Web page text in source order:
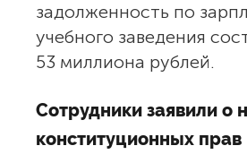
задолженность по
учебного заведения
53 миллиона рублей.
Сотрудники заявили о
конституционных прав